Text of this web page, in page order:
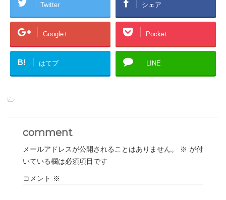
Twitter シェア
Google+ Pocket
B! はてブ LINE
-
comment
メールアドレスが公開されることはありません。 ※ が付
いている欄は必須項目です
コメント ※